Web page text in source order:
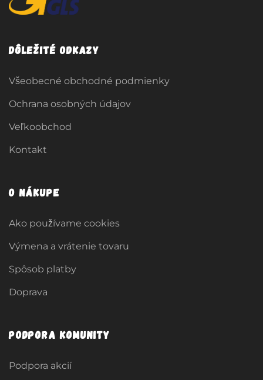
Dôležité odkazy
Všeobecné obchodné podmienky
Ochrana osobných údajov
Veľkoobchod
Kontakt
O nákupe
Ako používame cookies
Výmena a vrátenie tovaru
Spôsob platby
Doprava
Podpora komunity
Podpora akcií